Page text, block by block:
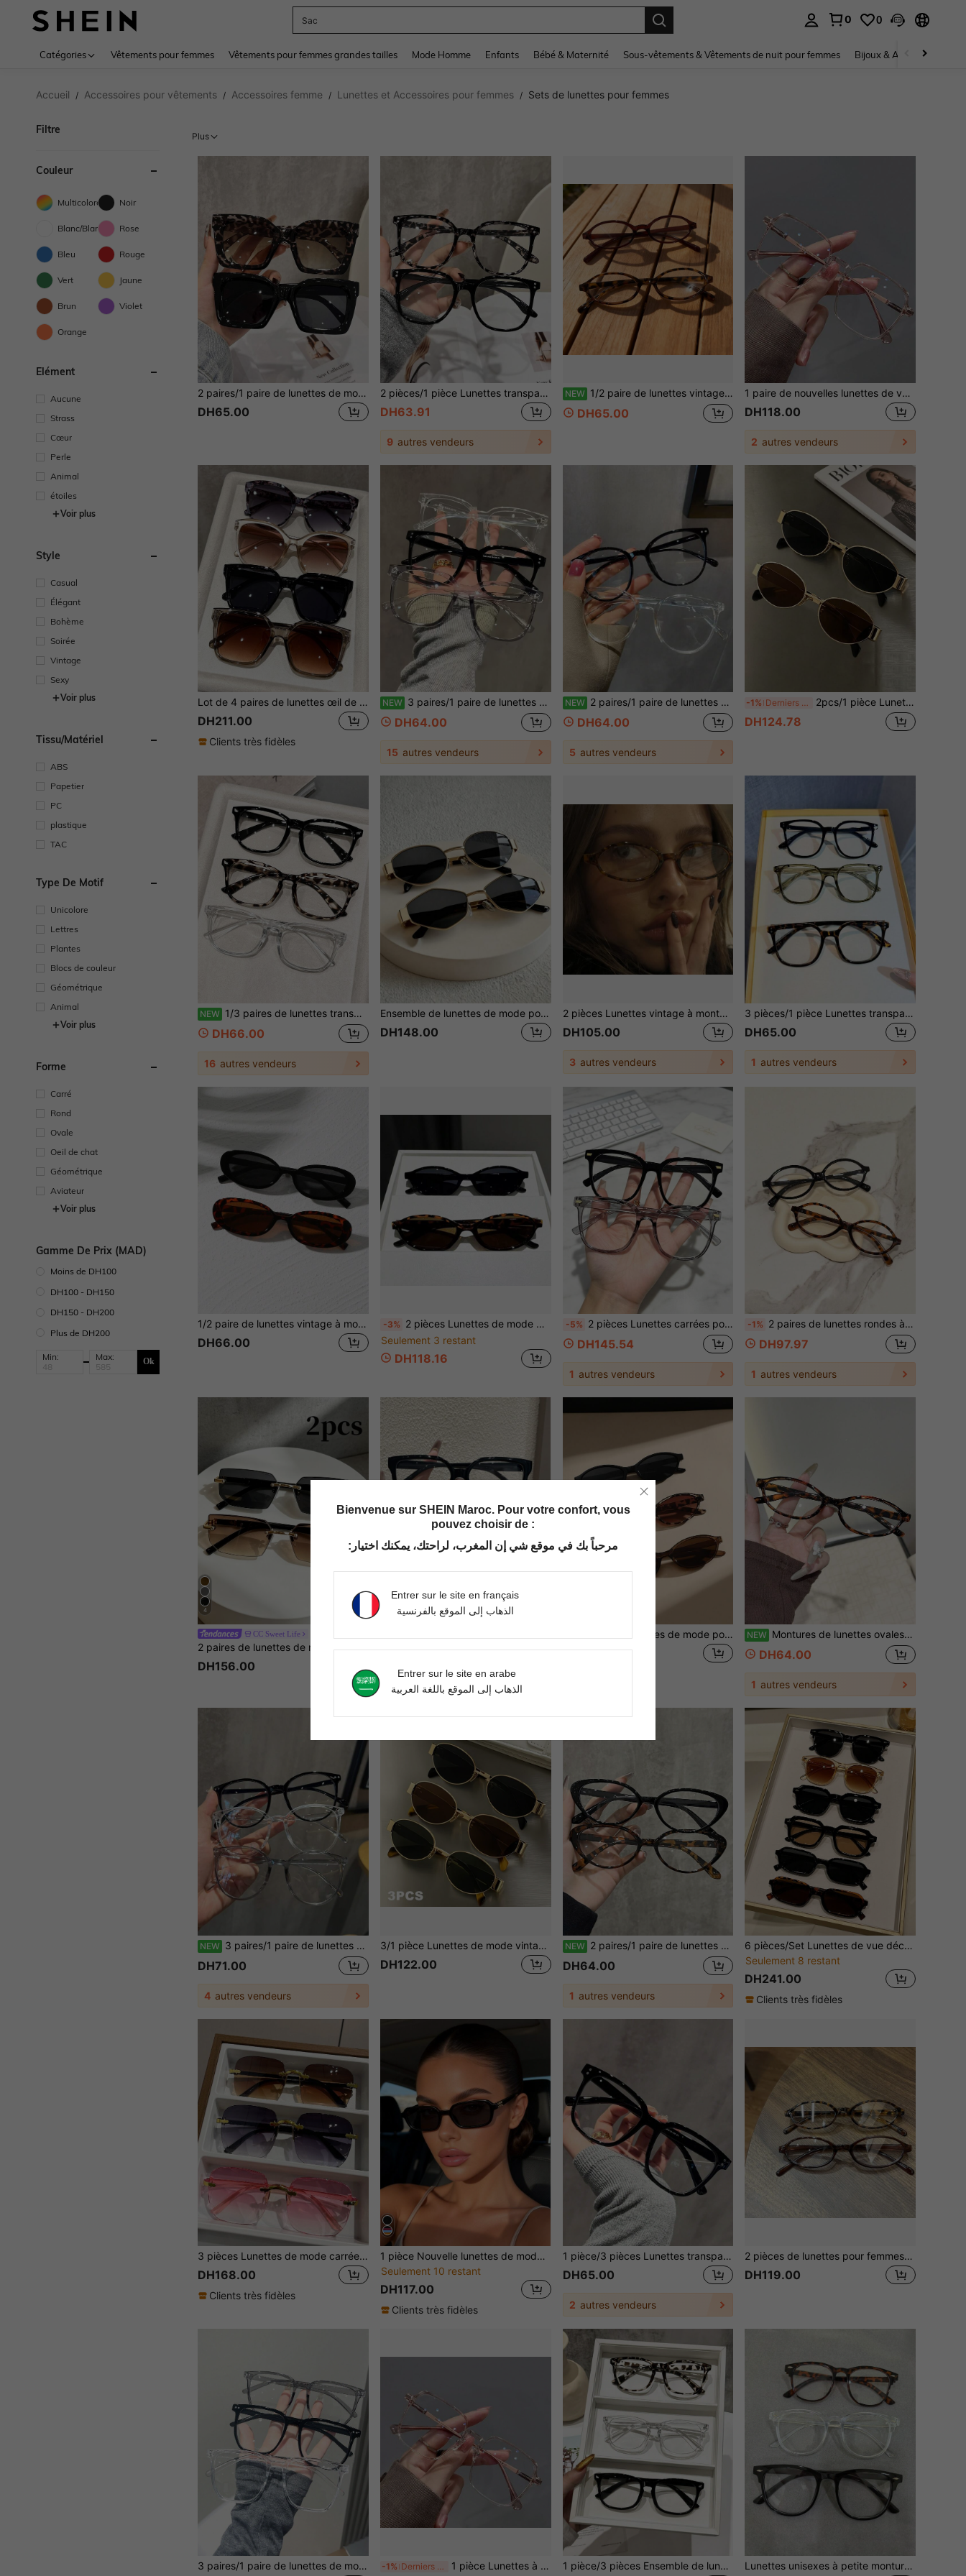
Sac
0 0
Catégories Vêtements pour femmes Vêtements pour femmes grandes tailles Mode Homme Enfants Bébé & Maternité Sous-vêtements & Vêtements de nuit pour femmes Bijoux & Accessoires pour
Accueil / Accessoires pour vêtements / Accessoires femme / Lunettes et Accessoires pour femmes / Sets de lunettes pour femmes
Filtre
Couleur
Multicolore Noir
Blanc/Blanche Rose
Bleu Rouge
Vert Jaune
Brun Violet
Orange
Élément
Aucune
Strass
Cœur
Perle
Animal
étoiles
Voir plus
Style
Casual
Élégant
Bohème
Soirée
Vintage
Sexy
Voir plus
Tissu/matériel
ABS
Papetier
PC
plastique
TAC
Type De Motif
Unicolore
Lettres
Plantes
Blocs de couleur
Géométrique
Animal
Voir plus
Forme
Carré
Rond
Ovale
Oeil de chat
Géométrique
Aviateur
Voir plus
Gamme De Prix (MAD)
Moins de DH100
DH100 - DH150
DH150 - DH200
Plus de DH200
Min: Max: Ok
Plus
2 paires/1 paire de lunettes de mode surdimensionnées style bohème imprimé léopard pour femmes, convenant pour un port quotidien. Ces lunettes sont fabriquées en matériau TR avec des montures carrées surdimensionnées de style bohème, convenant pour les vacances, la plage et les voyages.
DH65.00
2 pièces/1 pièce Lunettes transparentes à monture large en matériau TR, style bohème avec imprimé léopard pour femmes, convenant à toutes les saisons
DH63.91
9 autres vendeurs
NEW 1/2 paire de lunettes vintage pour femmes à monture ronde et verres transparents, lunettes d'ordinateur style Y2K, petite monture ronde, convient pour le port quotidien en extérieur
DH65.00
1 paire de nouvelles lunettes de vue femme stylées de style européen et américain, avec un design géométrique polygonal de petite monture en métal, une mode minimaliste
DH118.00
2 autres vendeurs
Lot de 4 paires de lunettes œil de chat pour femme, monture intégrale en plastique, verres teintés, design personnalisé et à la mode. Élégantes et élégantes, elles conviennent aux sorties, soirées, occasions professionnelles décontractées et constituent l'accessoire d'été idéal.
DH211.00
Clients très fidèles
NEW 3 paires/1 paire de lunettes à monture carrée pour un usage quotidien, convenant aux hommes et aux femmes. Conçues dans un style de campus, essentielles pour la rentrée scolaire, ces lunettes peuvent mettre en valeur la forme de votre visage.
DH64.00
15 autres vendeurs
NEW 2 paires/1 paire de lunettes à monture ronde avec rivets, montures noires et transparentes, en matériau PC, style Y2K, accessoires de téléphone, lunettes pour femmes, lunettes transparentes, convenant pour le port quotidien, l'école, les jeux, les fêtes et la vie sur le campus
DH64.00
5 autres vendeurs
-1% Derniers 2 jours 2pcs/1 pièce Lunettes à monture métallique ovale vintage, verres décoratifs polyvalents et à la mode, convenant pour la photographie de rue, les transports en commun et le port quotidien
DH124.78
NEW 1/3 paires de lunettes transparentes pour femmes en plastique multicolore, monture complète, style minimaliste moderne, convient pour les cadeaux de vacances, la vie quotidienne, les sorties
DH66.00
16 autres vendeurs
Ensemble de lunettes de mode pour femmes, lunettes décoratives à monture ovale en métal vintage, lunettes de style de rue unisexe
DH148.00
2 pièces Lunettes vintage à monture ovale avec verres clairs pour femmes, lunettes d'ordinateur style Y2K, petite monture ovale convenant pour le port quotidien dans la rue
DH105.00
3 autres vendeurs
3 pièces/1 pièce Lunettes transparentes carrées surdimensionnées en matériau TR, style bohème imprimé léopard pour femmes, convient pour toutes les saisons
DH65.00
1 autres vendeurs
1/2 paire de lunettes vintage à monture ovale petite, style classique unisexe, convient pour les voyages en plein air, les vacances à la plage, design élégant et à la mode, convient pour les sorties en famille, les voyages de vacances et diverses occasions
DH66.00
-3% 2 pièces Lunettes de mode pour femmes, petit cadre ovale, style décontracté pour le port quotidien et les vacances, style sans maquillage
Seulement 3 restant
DH118.16
-5% 2 pièces Lunettes carrées pour femme, monture métallique noire et grise, protection anti-lumière bleue, style Y2K, pour la rentrée scolaire et le bureau.
DH145.54
1 autres vendeurs
-1% 2 paires de lunettes rondes à monture complète rétro pour femmes, convenant à toutes les formes de visage, pour le bureau quotidien et de multiples occasions
DH97.97
1 autres vendeurs
4
CC Sweet Life
2 paires de lunettes de mode d'été, monture métallique ovale rétro, lunettes décoratives unisexes pour la photographie de rue, les déplacements, le port quotidien
DH156.00
DH64.00
1/3 paires de lunettes de mode pour femmes à monture complète en plastique de forme géométrique avec imprimé léopard multicolore, style rétro, convenant comme cadeaux de vacances, style de rue, vacances à la plage tropicale, sorties, rendez-vous et autres occasions, également un accessoire de mode, convenant pour la rentrée scolaire, le style universitaire, le style de campus et d'autres occasions.
DH103.00
NEW Montures de lunettes ovales transparentes vintage, polyvalentes et pratiques, convenant aux sorties quotidiennes des femmes, aux études, à l'écriture, à la photographie de rue, aux vacances, peuvent également être utilisées comme accessoires de plage d'été, accessoires d'été élégants et tenue de rentrée scolaire
DH64.00
1 autres vendeurs
NEW 3 paires/1 paire de lunettes rondes, convenant aux hommes et aux femmes. Les verres sont transparents. Disponibles en montures noires, transparentes et grises. Ces lunettes conviennent aux étudiants pour les porter après le retour à l'école, peuvent également être utilisées pour la lecture sur ordinateur, les jeux, le visionnage de la télévision ou l'utilisation de téléphones portables.
DH71.00
4 autres vendeurs
3/1 pièce Lunettes de mode vintage ovales - Monture en métal doré avec verres de protection foncés, accessoire neutre pour les déplacements quotidiens et la photographie de style de rue, lunettes surdimensionnées, verres de haute qualité
DH122.00
NEW 2 paires/1 paire de lunettes œil de chat rétro légères pour femmes, lunettes noires, lunettes style Y2K pour femmes, lunettes pour femmes, accessoires, convient pour la rentrée scolaire, l'utilisation quotidienne, le travail sur ordinateur, les jeux.
DH64.00
1 autres vendeurs
6 pièces/Set Lunettes de vue décontractées pour femmes, montures assorties, mode Y2K, convient pour la plage, les voyages, les fêtes, les cadeaux, le port quotidien
Seulement 8 restant
DH241.00
Clients très fidèles
3 pièces Lunettes de mode carrées pour femmes, convient pour la photographie de rue extérieure pour les vacances d'été à la plage, en extérieur et en voyage
DH168.00
Clients très fidèles
1 pièce Nouvelle lunettes de mode polyvalentes en plastique rétro de petite taille et de forme ovale, multicolores. Monture minimaliste convenant pour les voyages, la plage, les bars et les sorties quotidiennes
Seulement 10 restant
DH117.00
Clients très fidèles
1 pièce/3 pièces Lunettes transparentes pour femmes en plastique multicolore semi-transparent à monture géométrique complète avec verres clairs, style décontracté classique personnalisé, convient pour la lecture, le bureau, la conduite, les jeux, les accessoires de mode décontractée pour femmes
DH65.00
2 autres vendeurs
2 pièces de lunettes pour femmes avec monture ovale et verres transparents, lunettes d'ordinateur style rétro Y2K
DH119.00
3 paires/1 paire de lunettes de mode sans prescription pour femmes, monture carrée en plastique avec rivets, style décontracté de rue, convient pour les rendez-vous, la bibliothèque, l'écriture, la lecture et d'autres occasions (étui non inclus) -1% Derniers 2 jours 1 pièce Lunettes à monture carrée ultra-légères au look sans maquillage , Essentiel pour un look sans maquillage, polyvalent et affinant le visage, flexible et durable, confortable pour un port prolongé sans pression sur le nez ; Design de monture polygonale large, modifie les pommettes et la mâchoire, convient aux visages ronds et carrés, parfait pour un look sans maquillage/trajets/étudiants pour créer une ambiance. Trois couleurs disponibles : Thé transparent/Noir classique/Gris frais, plein de vibrations douces et fraîches, protection des yeux pour une utilisation quotidienne des écrans, peut être équipé de verres correcteurs. Branches en métal fin avec des détails exquis pour améliorer la texture, 1 pièce/3 pièces Ensemble de lunettes transparentes minimalistes modernes pour femmes, convient pour la vie quotidienne, le bureau, la lecture, le visionnage de la télévision, les jeux, la décoration de téléphone portable Lunettes unisexes à petite monture, de couleur unie et décontractées. Conviennent pour l'ordinateur, les jeux, la télévision, les téléphones portables et autres scénarios, soulagent efficacement la fatigue oculaire. Verres transparents qui protègent les yeux, conviennent pour les fêtes, les achats et la photographie. Les lunettes sont disponibles en plusieurs couleurs (noir, imprimé léopard, transparent), un choix idéal également pour les accessoires de vacances et les cadeaux pour femmes.
Bienvenue sur SHEIN Maroc. Pour votre confort, vous
pouvez choisir de :
مرحباً بك في موقع شي إن المغرب، لراحتك، يمكنك اختيار:
Entrer sur le site en français
الذهاب إلى الموقع بالفرنسية
Entrer sur le site en arabe
الذهاب إلى الموقع باللغة العربية